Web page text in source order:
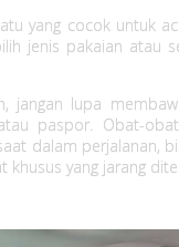
yang cocok untuk
jenis pakaian atau
jangan lupa
paspor. Obat-
dalam perjalanan,
khusus yang jarang